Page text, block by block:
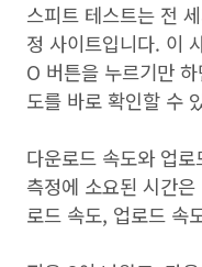
스피트 테스트는 전
정 사이트입니다. 이
O 버튼을 누르기만
도를 바로 확인할 수
다운로드 속도와 업
측정에 소요된 시간
로드 속도, 업로드 속